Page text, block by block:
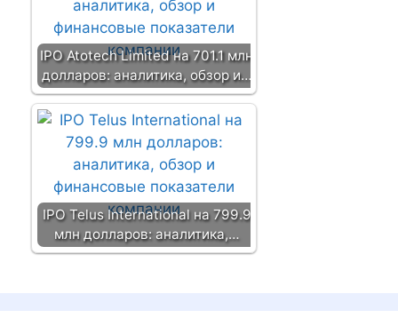
IPO Atotech Limited на 701.1 млн
долларов: аналитика, обзор и…
IPO Telus International на 799.9
млн долларов: аналитика,…